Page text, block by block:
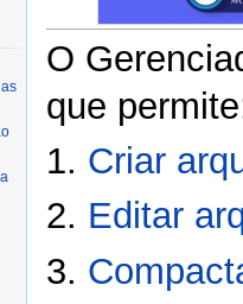
O
que
1. Criar
2. Editar
3.